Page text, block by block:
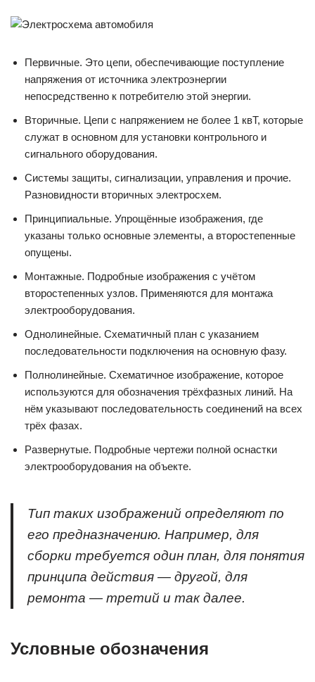
Первичные. Это цепи, обеспечивающие поступление
напряжения от источника электроэнергии
непосредственно к потребителю этой энергии.
Вторичные. Цепи с напряжением не более 1 квТ, которые
служат в основном для установки контрольного и
сигнального оборудования.
Системы защиты, сигнализации, управления и прочие.
Разновидности вторичных электросхем.
Принципиальные. Упрощённые изображения, где
указаны только основные элементы, а второстепенные
опущены.
Монтажные. Подробные изображения с учётом
второстепенных узлов. Применяются для монтажа
электрооборудования.
Однолинейные. Схематичный план с указанием
последовательности подключения на основную фазу.
Полнолинейные. Схематичное изображение, которое
используются для обозначения трёхфазных линий. На
нём указывают последовательность соединений на всех
трёх фазах.
Развернутые. Подробные чертежи полной оснастки
электрооборудования на объекте.
Тип таких изображений определяют по
его предназначению. Например, для
сборки требуется один план, для понятия
принципа действия — другой, для
ремонта — третий и так далее.
Условные обозначения